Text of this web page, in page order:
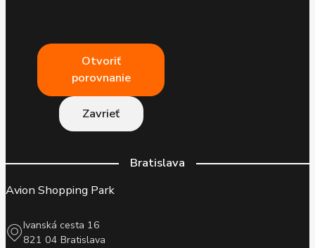
Otvoriť
porovnanie
Zavrieť
Bratislava
Avion Shopping Park
Ivanská cesta 16
821 04 Bratislava